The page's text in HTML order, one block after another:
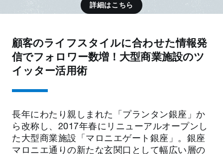
詳細はこちら
顧客のライフスタイルに合わせた情報発
信でフォロワー数増！大型商業施設のツ
イッター活用術
長年にわたり親しまれた「プランタン銀座」か
ら改称し、2017年春にリニューアルオープンし
た大型商業施設「マロニエゲート銀座」。銀座
マロニエ通りの新たな玄関口として幅広い層の